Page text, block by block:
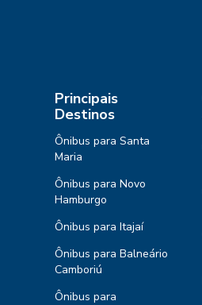
Principais
Destinos
Ônibus para Santa
Maria
Ônibus para Novo
Hamburgo
Ônibus para Itajaí
Ônibus para Balneário
Camboriú
Ônibus para